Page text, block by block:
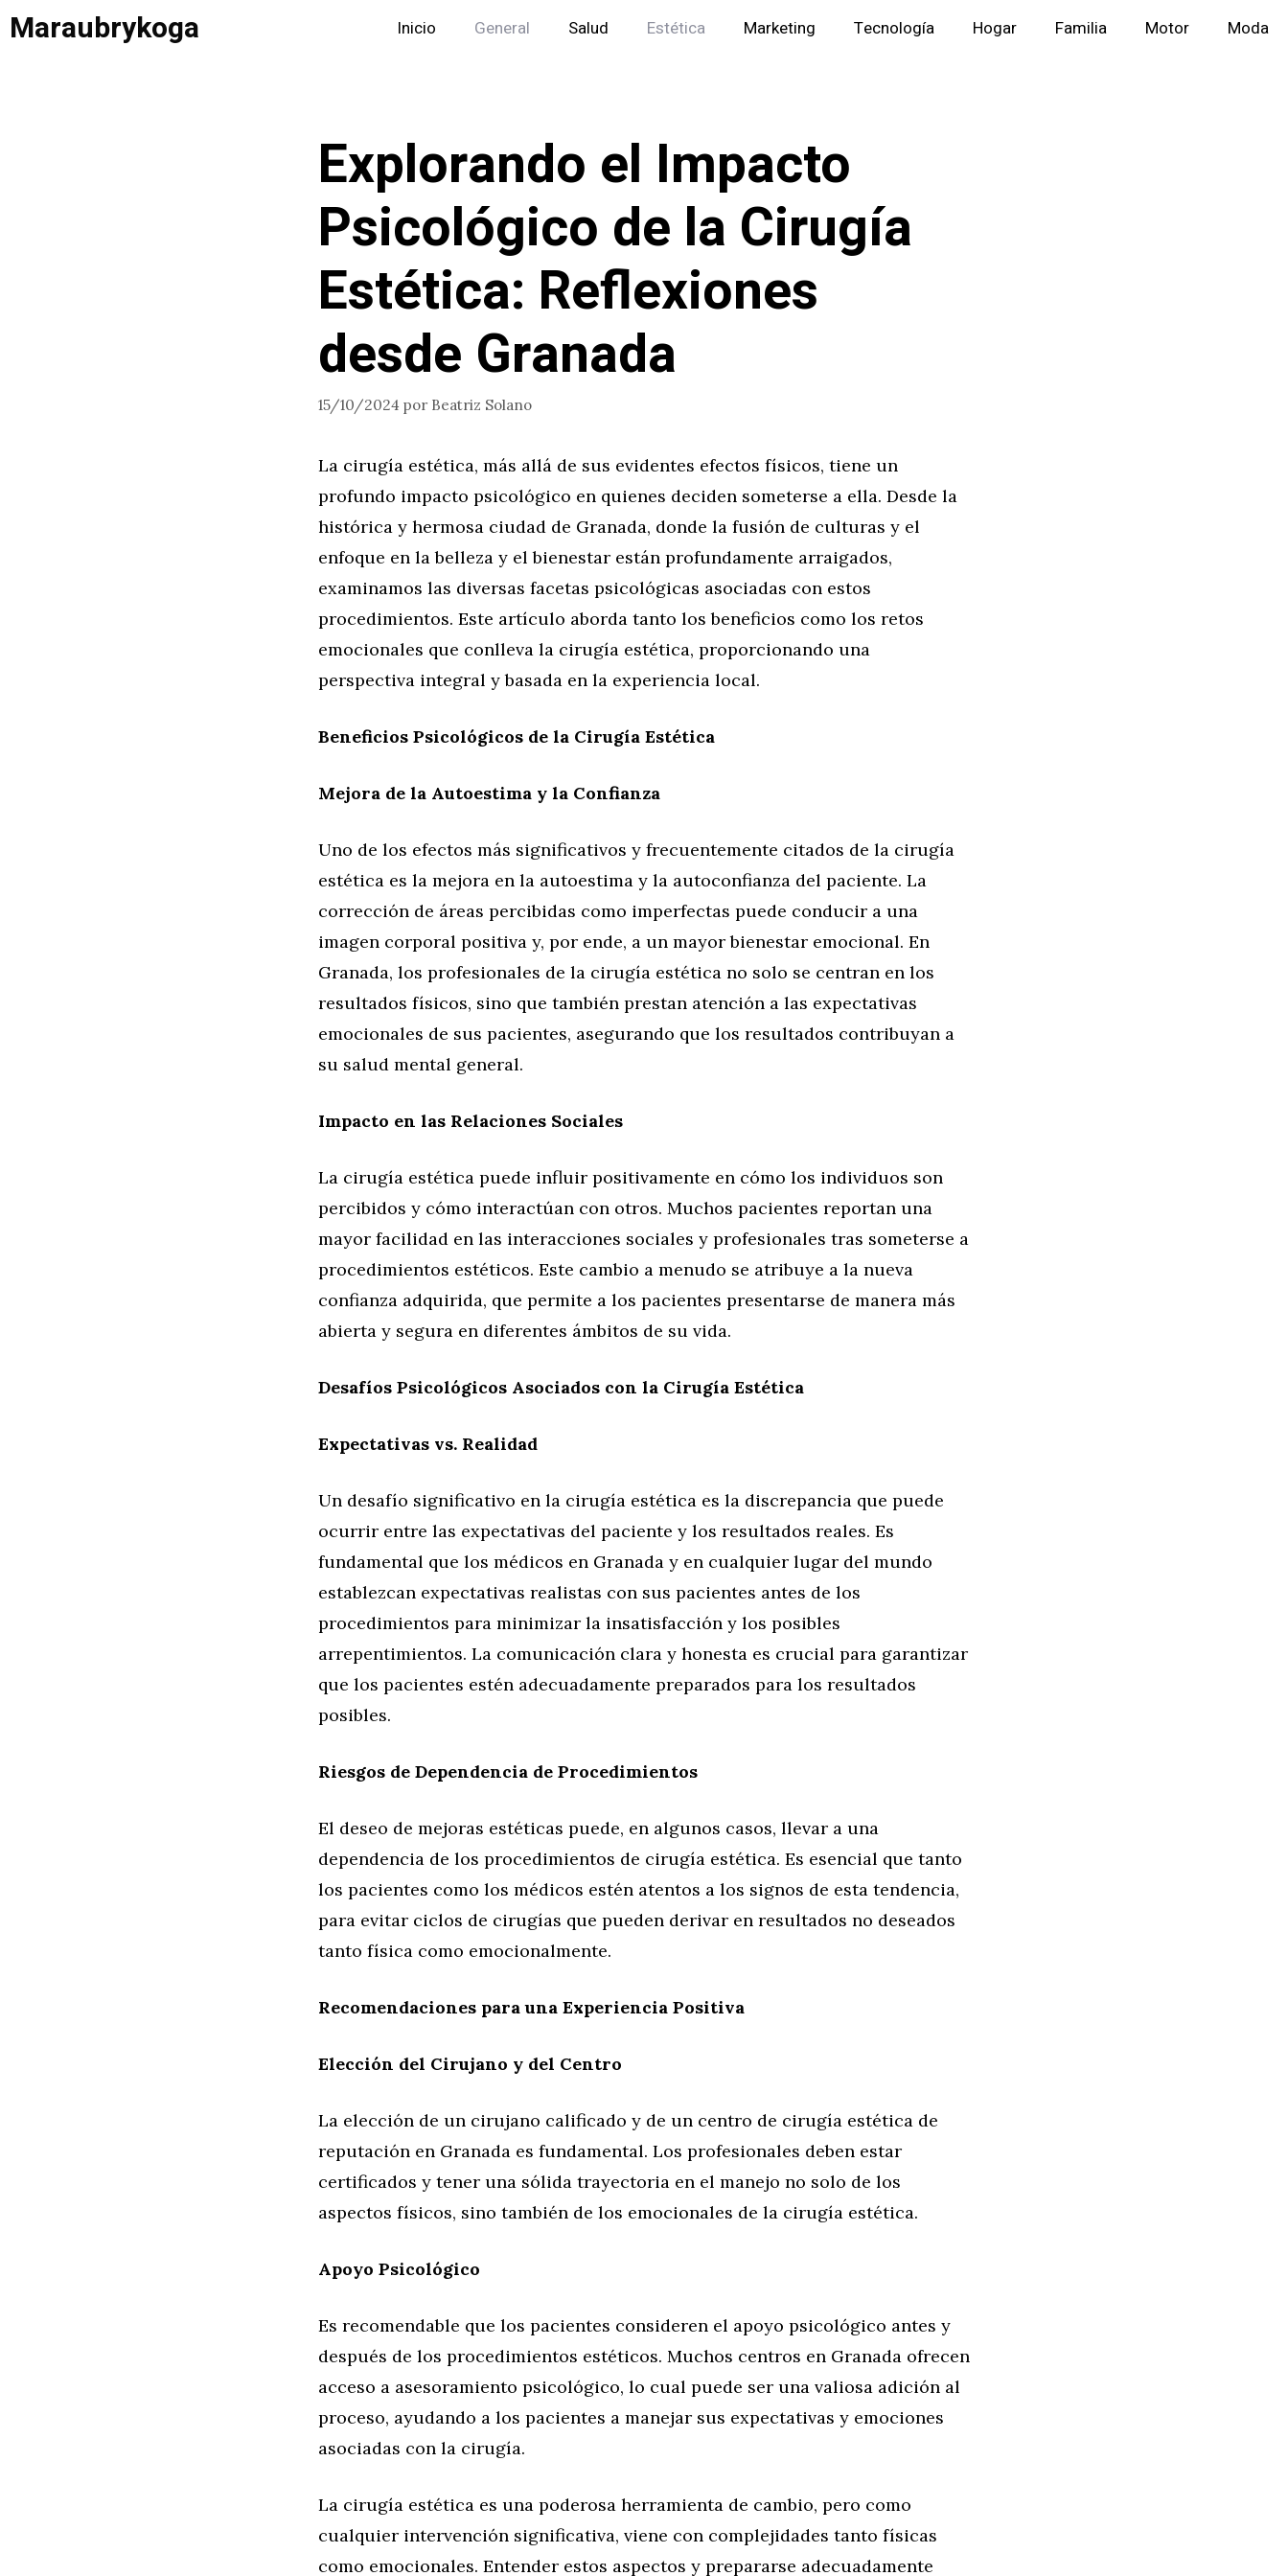
Saltar
alMaraubrykoga Inicio General Salud Estética Marketing Tecnología Hogar Familia Motor Moda
Explorando el Impacto
Psicológico de la Cirugía
Estética: Reflexiones
desde Granada
15/10/2024 por Beatriz Solano
La cirugía estética, más allá de sus evidentes efectos físicos, tiene un
profundo impacto psicológico en quienes deciden someterse a ella. Desde la
histórica y hermosa ciudad de Granada, donde la fusión de culturas y el
enfoque en la belleza y el bienestar están profundamente arraigados,
examinamos las diversas facetas psicológicas asociadas con estos
procedimientos. Este artículo aborda tanto los beneficios como los retos
emocionales que conlleva la cirugía estética, proporcionando una
perspectiva integral y basada en la experiencia local.
Beneficios Psicológicos de la Cirugía Estética
Mejora de la Autoestima y la Confianza
Uno de los efectos más significativos y frecuentemente citados de la cirugía
estética es la mejora en la autoestima y la autoconfianza del paciente. La
corrección de áreas percibidas como imperfectas puede conducir a una
imagen corporal positiva y, por ende, a un mayor bienestar emocional. En
Granada, los profesionales de la cirugía estética no solo se centran en los
resultados físicos, sino que también prestan atención a las expectativas
emocionales de sus pacientes, asegurando que los resultados contribuyan a
su salud mental general.
Impacto en las Relaciones Sociales
La cirugía estética puede influir positivamente en cómo los individuos son
percibidos y cómo interactúan con otros. Muchos pacientes reportan una
mayor facilidad en las interacciones sociales y profesionales tras someterse a
procedimientos estéticos. Este cambio a menudo se atribuye a la nueva
confianza adquirida, que permite a los pacientes presentarse de manera más
abierta y segura en diferentes ámbitos de su vida.
Desafíos Psicológicos Asociados con la Cirugía Estética
Expectativas vs. Realidad
Un desafío significativo en la cirugía estética es la discrepancia que puede
ocurrir entre las expectativas del paciente y los resultados reales. Es
fundamental que los médicos en Granada y en cualquier lugar del mundo
establezcan expectativas realistas con sus pacientes antes de los
procedimientos para minimizar la insatisfacción y los posibles
arrepentimientos. La comunicación clara y honesta es crucial para garantizar
que los pacientes estén adecuadamente preparados para los resultados
posibles.
Riesgos de Dependencia de Procedimientos
El deseo de mejoras estéticas puede, en algunos casos, llevar a una
dependencia de los procedimientos de cirugía estética. Es esencial que tanto
los pacientes como los médicos estén atentos a los signos de esta tendencia,
para evitar ciclos de cirugías que pueden derivar en resultados no deseados
tanto física como emocionalmente.
Recomendaciones para una Experiencia Positiva
Elección del Cirujano y del Centro
La elección de un cirujano calificado y de un centro de cirugía estética de
reputación en Granada es fundamental. Los profesionales deben estar
certificados y tener una sólida trayectoria en el manejo no solo de los
aspectos físicos, sino también de los emocionales de la cirugía estética.
Apoyo Psicológico
Es recomendable que los pacientes consideren el apoyo psicológico antes y
después de los procedimientos estéticos. Muchos centros en Granada ofrecen
acceso a asesoramiento psicológico, lo cual puede ser una valiosa adición al
proceso, ayudando a los pacientes a manejar sus expectativas y emociones
asociadas con la cirugía.
La cirugía estética es una poderosa herramienta de cambio, pero como
cualquier intervención significativa, viene con complejidades tanto físicas
como emocionales. Entender estos aspectos y prepararse adecuadamente